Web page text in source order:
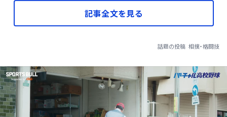
記事全文を見る
話題の投稿 相撲・格闘技